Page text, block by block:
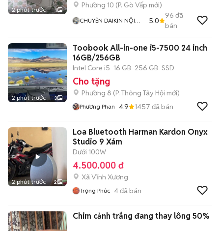
2 phút trước 1
Phường 10 (P. Gò Vấp mới)
CHUYÊN DAIKIN NỘI
5.0
96 đã
bán
2 phút trước 3
Toobook All-in-one i5-7500 24 inch
16GB/256GB
Intel Core i5 16 GB 256 GB SSD
Cho tặng
Phường 8 (P. Thông Tây Hội mới)
Phương Phan 4.9 1457 đã bán
2 phút trước 2
Loa Bluetooth Harman Kardon Onyx
Studio 9 Xám
Dưới 100W
4.500.000 đ
Xã Vĩnh Xương
Trọng Phúc 4đã bán
Chim cảnh trắng đang thay lông 50%